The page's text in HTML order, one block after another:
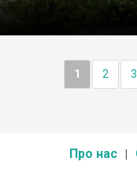
1 2 3
Про нас